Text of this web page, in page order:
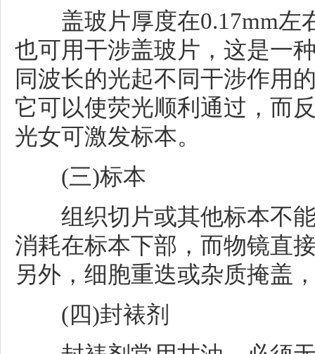
盖玻片厚度在0.17mm左
也可用干涉盖玻片，这是一
同波长的光起不同干涉作用
它可以使荧光顺利通过，而
光女可激发标本。
(三)标本
组织切片或其他标本不能
消耗在标本下部，而物镜直
另外，细胞重迭或杂质掩盖
(四)封裱剂